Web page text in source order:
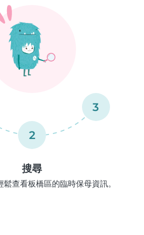
2
3
搜尋
查看板橋區的臨時保母資訊。